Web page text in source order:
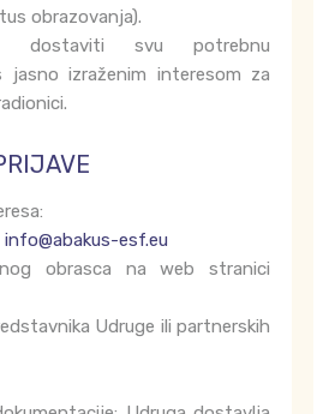
obrazovanja).
dostaviti svu potrebnu
jasno izraženim interesom za
info@abakus-esf.eu
obrasca na web stranici
Udruge ili partnerskih